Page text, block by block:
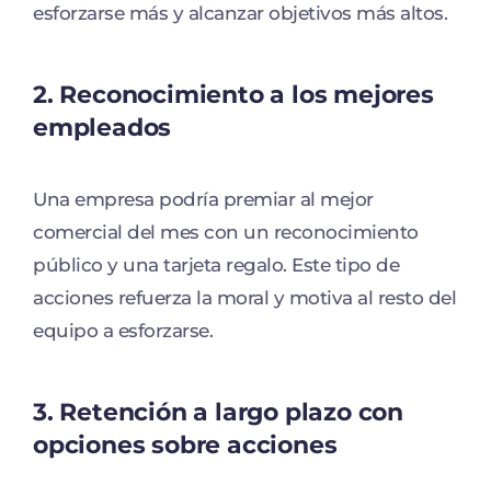
esforzarse más y alcanzar objetivos más altos.
2. Reconocimiento a los mejores
empleados
Una empresa podría premiar al mejor
comercial del mes con un reconocimiento
público y una tarjeta regalo. Este tipo de
acciones refuerza la moral y motiva al resto del
equipo a esforzarse.
3. Retención a largo plazo con
opciones sobre acciones